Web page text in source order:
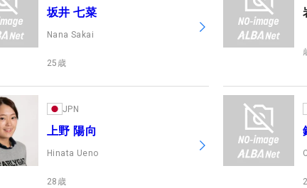
坂井 七菜
Nana Sakai
25 歳
JPN
上野 陽向
Hinata Ueno
28 歳